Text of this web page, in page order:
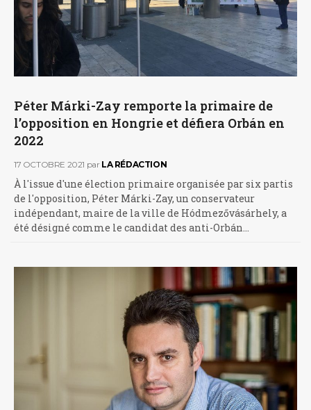
Péter Márki-Zay remporte la primaire de
l’opposition en Hongrie et défiera Orbán en
2022
17 OCTOBRE 2021 par LA RÉDACTION
À l'issue d'une élection primaire organisée par six partis
de l'opposition, Péter Márki-Zay, un conservateur
indépendant, maire de la ville de Hódmezővásárhely, a
été désigné comme le candidat des anti-Orbán…